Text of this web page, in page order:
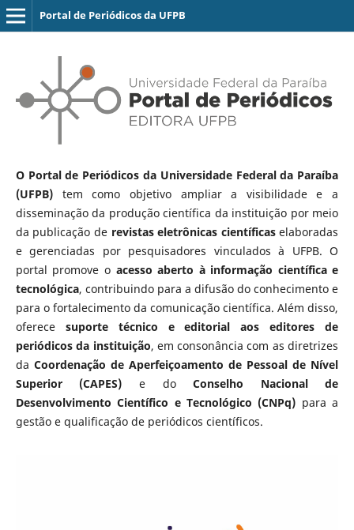
Portal de Periódicos da UFPB
O Portal de Periódicos da Universidade Federal da Paraíba
(UFPB)tem como objetivo ampliar a visibilidade e a
disseminação da produção científica da instituição por meio
da publicação de revistas eletrônicas científicaselaboradas
e gerenciadas por pesquisadores vinculados à UFPB. O
portal promove o acesso aberto à informação científica e
tecnológica, contribuindo para a difusão do conhecimento e
para o fortalecimento da comunicação científica. Além disso,
oferece suporte técnico e editorial aos editores de
periódicos da instituição, em consonância com as diretrizes
da Coordenação de Aperfeiçoamento de Pessoal de Nível
Superior (CAPES) e doConselho Nacional de
Desenvolvimento Científico e Tecnológico (CNPq) para a
gestão e qualificação de periódicos científicos.